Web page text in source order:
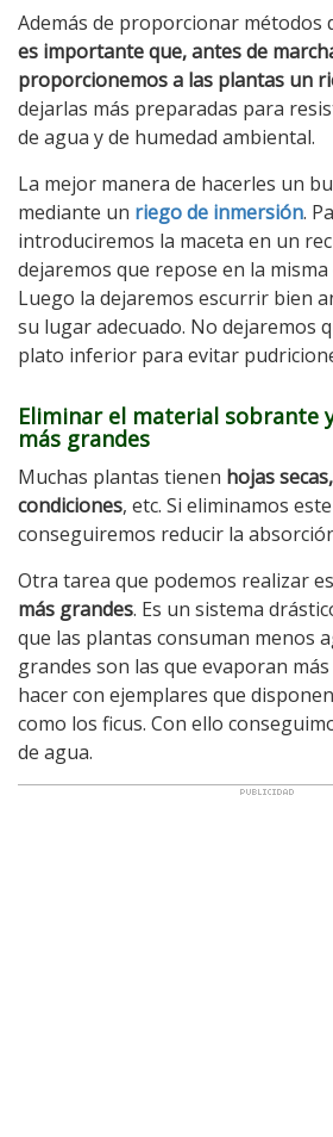
Además de proporcionar métodos
es importante que, antes de
proporcionemos a las plantas un
dejarlas más preparadas para
de agua y de humedad ambiental.
La mejor manera de hacerles un
mediante un riego de inmersión.
introduciremos la maceta en un
dejaremos que repose en la
Luego la dejaremos escurrir bien
su lugar adecuado. No dejaremos
plato inferior para evitar
Eliminar el material sobrante
más grandes
Muchas plantas tienen hojas
condiciones, etc. Si eliminamos
conseguiremos reducir la
Otra tarea que podemos realizar es
más grandes. Es un sistema
que las plantas consuman menos
grandes son las que evaporan
hacer con ejemplares que
como los ficus. Con ello
de agua.